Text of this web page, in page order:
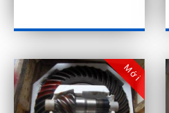
Mới